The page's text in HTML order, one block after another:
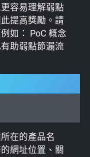
容易理解弱點
提高獎勵。請
如： PoC 概念
助弱點節漏流
在的產品名
網址位置、關